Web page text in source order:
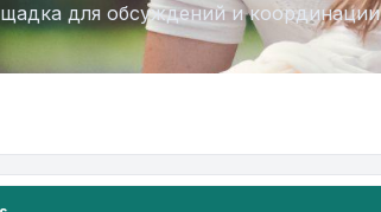
для обсуждений и координации